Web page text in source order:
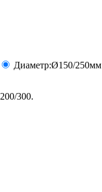
Диаметр:Ø150/250мм
300.